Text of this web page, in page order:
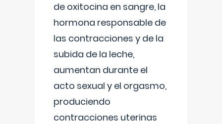
de oxitocina en sangre, la
hormona responsable de
las contracciones y de la
subida de la leche,
aumentan durante el
acto sexual y el orgasmo,
produciendo
contracciones uterinas